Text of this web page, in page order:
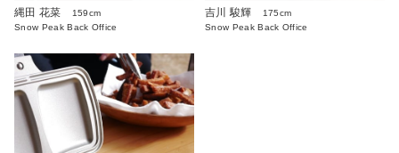
縄田 花菜
159cm
Snow Peak Back Office
吉川 駿輝
175cm
Snow Peak Back Office